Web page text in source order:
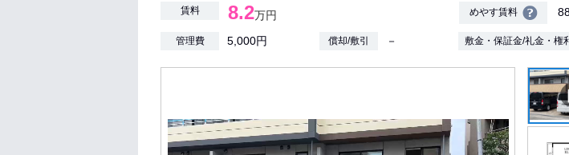
賃料 8.2万円 めやす賃料
管理費 5,000円 償却/敷引 － 敷金・保証金/礼金・権